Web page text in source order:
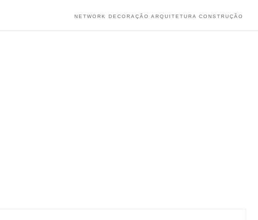
NETWORK DECORAÇÃO ARQUITETURA CONSTRUÇÃO